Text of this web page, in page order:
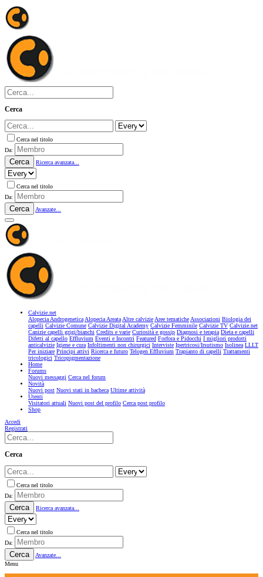
Cerca
Cerca nel titolo
Da:
Cerca Ricerca avanzata...
Cerca nel titolo
Da:
Cerca Avanzate...
Calvizie.net
Alopecia AndrogeneticaAlopecia AreataAltre calvizieAree tematicheAssociazioni Biologia dei
capelli Calvizie Comune Calvizie Digital Academy Calvizie Femminile Calvizie TV Calvizie.net
Canizie capelli grigi/bianchi Credits e varie Curiosità e gossip Diagnosi e terapia Dieta e capelli
Difetti al capello Effluvium Eventi e Incontri Featured Forfora e Pidocchi I migliori prodotti
anticalvizie Igiene e cura Infoltimenti non chirurgici Interviste Ipertricosi/Irsutismo Isolinea LLLT
Per iniziare Principi attivi Ricerca e futuro Telogen Effluvium Trapianto di capelli Trattamenti
tricologici Tricopigmentazione
Home
Forums
Nuovi messaggi Cerca nel forum
Novità
Nuovi post Nuovi stati in bacheca Ultime attività
Utenti
Visitatori attuali Nuovi post del profilo Cerca post profilo
Shop
Accedi
Registrati
Cerca
Cerca nel titolo
Da:
Cerca Ricerca avanzata...
Cerca nel titolo
Da:
Cerca
Avanzate...
Menu